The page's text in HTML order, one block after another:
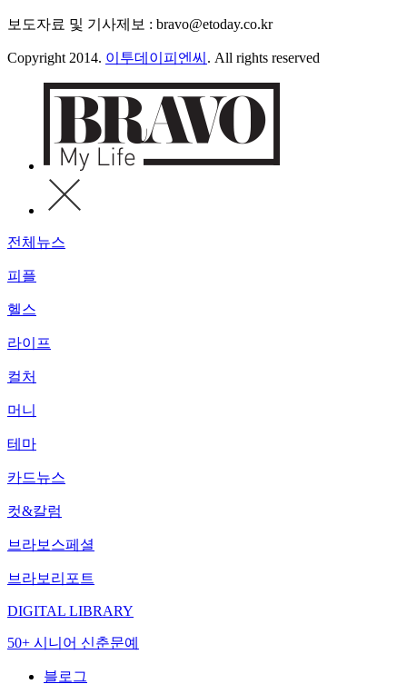
보도자료 및 기사제보 : bravo@etoday.co.kr
Copyright 2014. 이투데이피엔씨 . All rights reserved
전체뉴스
피플
헬스
라이프
컬처
머니
테마
카드뉴스
컷&칼럼
브라보스페셜
브라보리포트
DIGITAL LIBRARY
50+ 시니어 신춘문예
블로그